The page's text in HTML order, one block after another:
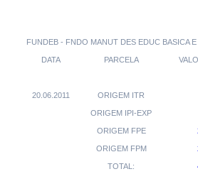
FUNDEB - FNDO MANUT DES EDUC BASICA
DATA PARCELA
20.06.2011 ORIGEM ITR
ORIGEM IPI-EXP
ORIGEM FPE
ORIGEM FPM
TOTAL: